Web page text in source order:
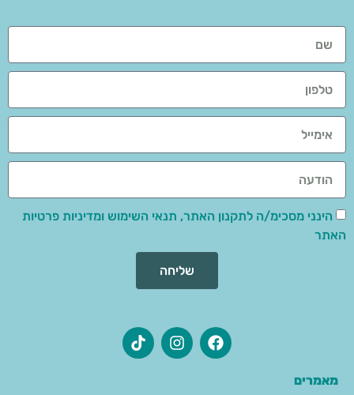
הינני מסכימ/ה לתקנון האתר, תנאי השימוש ומדיניות פרטיות
האתר
שליחה
מאמרים